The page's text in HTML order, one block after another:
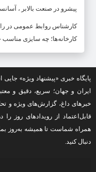
پیشرو در صنعت بالابر ،
کارشناس روابط عمومی در
کارخانه‌ها؛ چه سایزی
پایگاه خبری «پیشنهاد ویژه»
ایران و جهان؛ سریع، دقیق و
خبرهای داغ، گزارش‌های ویژه و
قابل‌اعتماد از رویدادهای روز را
همراه شماست تا همیشه به‌روز
دنبال کنید.